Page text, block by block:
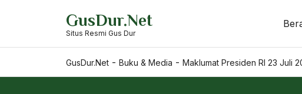
GusDur.Net
Situs Resmi Gus Dur
GusDur.Net - Buku & Media - Maklumat Presiden RI 23 Juli